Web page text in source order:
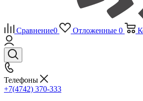
Сравнение0 Отложенные 0
Телефоны
+7(4742) 370-333